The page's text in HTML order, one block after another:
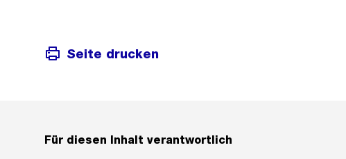
Seite drucken
Für diesen Inhalt verantwortlich